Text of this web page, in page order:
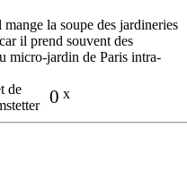
la soupe des jardineries
il prend souvent des
micro-jardin de Paris intra-
0 x
de